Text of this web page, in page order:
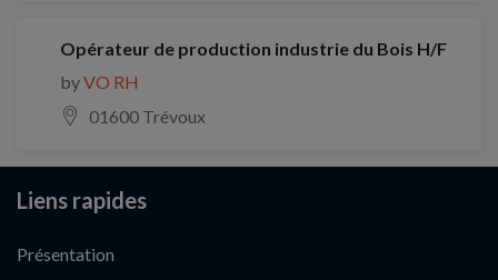
Opérateur de production industrie du Bois H/F
byVO RH
01600 Trévoux
Liens rapides
Présentation